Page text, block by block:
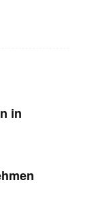
in